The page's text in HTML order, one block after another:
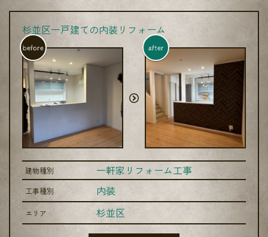
杉並区一戸建ての内装リフォーム
before after
建物種別 一軒家リフォーム工事
工事種別 内装
エリア 杉並区